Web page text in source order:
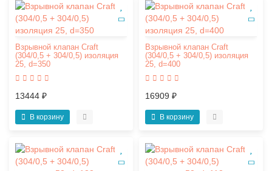
Взрывной клапан Craft
(304/0,5 + 304/0,5) изоляция
25, d=350
13444 ₽
В корзину
Взрывной клапан Craft
(304/0,5 + 304/0,5) изоляция
25, d=400
16909 ₽
В корзину